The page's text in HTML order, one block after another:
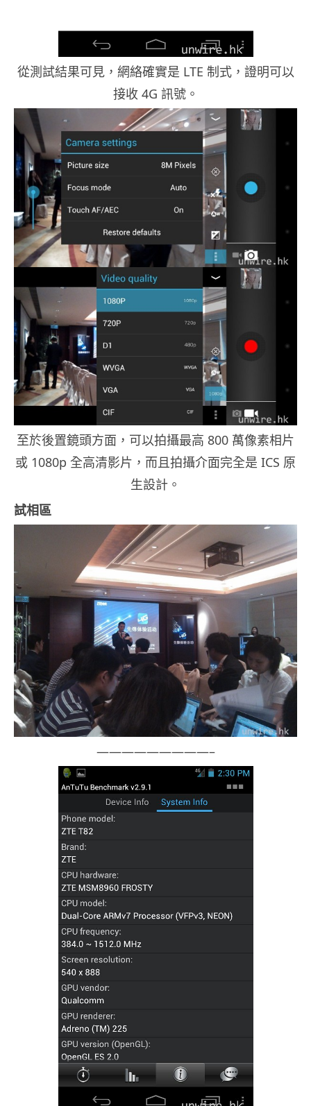
從測試結果可見，網絡確實是 LTE 制式，證明可以
接收 4G 訊號。
至於後置鏡頭方面，可以拍攝最高 800 萬像素相片
或 1080p 全高清影片，而且拍攝介面完全是 ICS 原
生設計。
試相區
—————————–